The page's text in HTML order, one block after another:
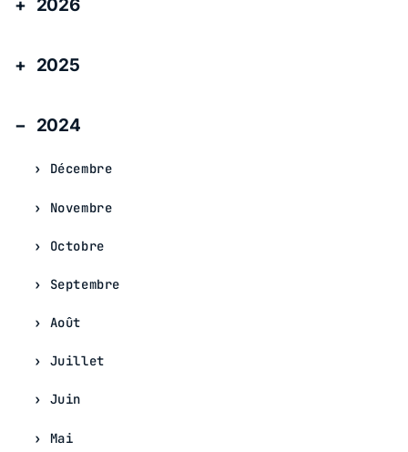
2026
2025
2024
Décembre
Novembre
Octobre
Septembre
Août
Juillet
Juin
Mai